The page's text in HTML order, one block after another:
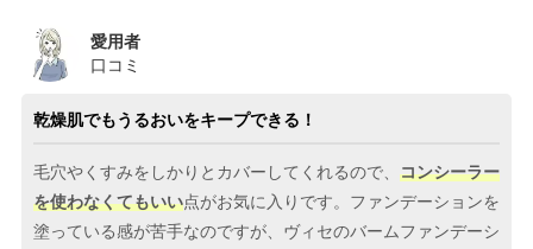
愛用者
口コミ
乾燥肌でもうるおいをキープできる！
毛穴やくすみをしかりとカバーしてくれるので、 コンシーラー
を使わなくてもいい点がお気に入りです。ファンデーションを
塗っている感が苦手なのですが、ヴィセのバームファンデーシ